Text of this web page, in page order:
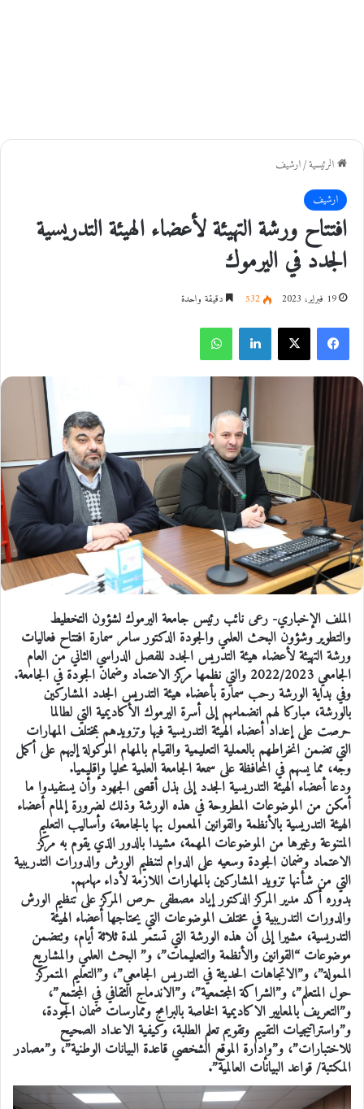
الرئيسية/ارشيف
ارشيف
افتتاح ورشة التهيئة لأعضاء الهيئة التدريسية
الجدد في اليرموك
19 فبراير، 2023 532 دقيقة واحدة
فيسبوك
الملف الإخباري- رعى نائب رئيس جامعة اليرموك لشؤون التخطيط
والتطوير وشؤون البحث العلمي والجودة الدكتور سامر سمارة افتتاح فعاليات
ورشة التهيئة لأعضاء هيئة التدريس الجدد للفصل الدراسي الثاني من العام
الجامعي 2022/2023 والتي نظمها مركز الاعتماد وضمان الجودة في الجامعة.
وفي بداية الورشة رحب سمارة بأعضاء هيئة التدريس الجدد المشاركين
بالورشة، مباركا لهم انضمامهم إلى أسرة اليرموك الأكاديمية التي لطالما
حرصت على إعداد أعضاء الهيئة التدريسية فيها وتزويدهم بمختلف المهارات
التي تضمن انخراطهم بالعملية التعليمية والقيام بالمهام الموكولة إليهم على أكمل
وجه، مما يسهم في المحافظة على سمعة الجامعة العلمية محليا وإقليميا.
ودعا أعضاء الهيئة التدريسية الجدد إلى بذل أقصى الجهود وأن يستفيدوا ما
أمكن من الموضوعات المطروحة في هذه الورشة وذلك لضرورة إلمام أعضاء
الهيئة التدريسية بالأنظمة والقوانين المعمول بها بالجامعة، وأساليب التعليم
المتنوعة وغيرها من الموضوعات المهمة، مشيدا بالدور الذي يقوم به مركز
الاعتماد وضمان الجودة وسعيه على الدوام لتنظيم الورش والدورات التدريبية
التي من شأنها تزويد المشاركين بالمهارات اللازمة لأداء مهامهم.
بدوره أكد مدير المركز الدكتور إياد مصطفى حرص المركز على تنظيم الورش
والدورات التدريبية في مختلف الموضوعات التي يحتاجها أعضاء الهيئة
التدريسية، مشيرا إلى أن هذه الورشة التي تستمر لمدة ثلاثة أيام، وتتضمن
موضوعات “القوانين والأنظمة والتعليمات”، و” البحث العلمي والمشاريع
الممولة”، و”الاتجاهات الحديثة في التدريس الجامعي”، و”التعليم المتمركز
حول المتعلم”، و”الشراكة المجتمعية”، و”الاندماج الثقافي في المجتمع”،
و”التعريف بالمعايير الاكاديمية الخاصة بالبرامج وممارسات ضمان الجودة،
و”واستراتيجيات التقييم وتقويم تعلم الطلبة، وكيفية الاعداد الصحيح
للاختبارات”، و”وإدارة الموقع الشخصي قاعدة البيانات الوطنية”، و”مصادر
المكتبة/ قواعد البيانات العالمية”.